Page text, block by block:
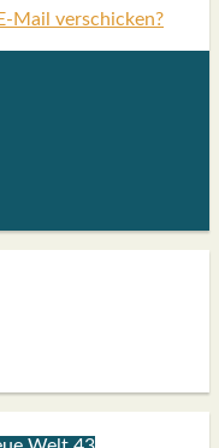
Mail verschicken?